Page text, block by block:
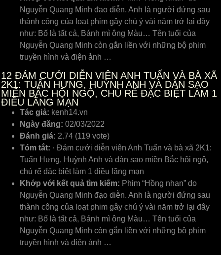
Nguyễn Quang Minh đạo diễn. Anh là người đứng sau
thành công của loạt phim gây chú ý vài năm trở lại đây
như: Bố là tất cả, Bánh mì ông Màu… Tên tuổi của
Nguyễn Quang Minh còn gắn liền với những bộ phim
truyền hình và điện ảnh …
12 ĐÁM CƯỚI DIỄN VIÊN ANH TUẤN VÀ BÀ XÃ
2K1: TUẤN HƯNG, HUỲNH ANH VÀ DÀN SAO
MIỀN BẮC HỘI NGỘ, CHÚ RỂ ĐẶC BIỆT LÀM 1
ĐIỀU LÃNG MẠN
Tác giả: kenh14.vn
Ngày đăng: 02/03/2022
Đánh giá: 2.74 (119 vote)
Tóm tắt: · Đám cưới diễn viên Anh Tuấn và bà xã 2K1:
Tuấn Hưng, Huỳnh Anh và dàn sao miền Bắc hội ngộ,
chú rể đặc biệt làm 1 điều lãng mạn
Khớp với kết quả tìm kiếm: Phim “Hồng nhan” do
Nguyễn Quang Minh đạo diễn. Anh là người đứng sau
thành công của loạt phim gây chú ý vài năm trở lại đây
như: Bố là tất cả, Bánh mì ông Màu… Tên tuổi của
Nguyễn Quang Minh còn gắn liền với những bộ phim
truyền hình và điện ảnh …